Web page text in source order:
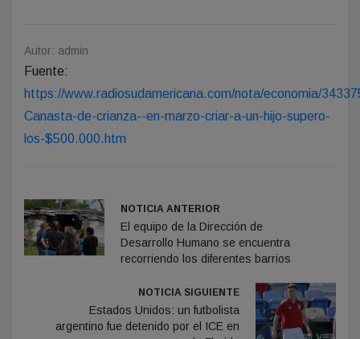
Autor: admin
Fuente:
https://www.radiosudamericana.com/nota/economia/
Canasta-de-crianza--en-marzo-criar-a-un-hijo-supero-
los-$500.000.htm
NOTICIA ANTERIOR
El equipo de la Dirección de
Desarrollo Humano se encuentra
recorriendo los diferentes barrios
NOTICIA SIGUIENTE
Estados Unidos: un futbolista
argentino fue detenido por el ICE en